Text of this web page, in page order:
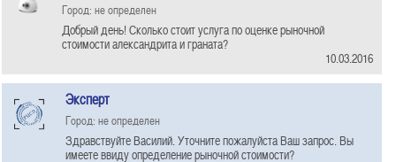
Город: не определен
Добрый день! Сколько стоит услуга по оценке рыночной
стоимости александрита и граната?
10.03.2016
Эксперт
Город: не определен
Здравствуйте Василий. Уточните пожалуйста Ваш запрос. Вы
имеете ввиду определение рыночной стоимости?